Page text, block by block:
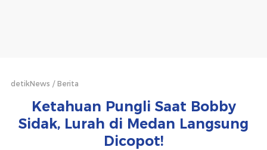
detikNews Berita
Ketahuan Pungli Saat Bobby
Sidak, Lurah di Medan Langsung
Dicopot!